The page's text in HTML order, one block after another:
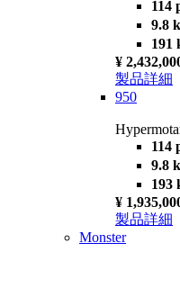
114
9.8
191
¥
製品詳細
950
114
9.8
193
¥
製品詳細
Monster